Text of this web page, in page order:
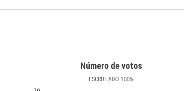
Número de votos
ESCRUTADO 100%